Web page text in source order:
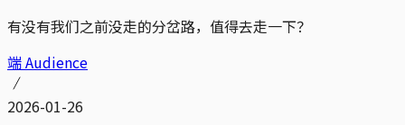
有没有我们之前没走的分岔路，值得去走一下？
端 Audience
2026-01-26